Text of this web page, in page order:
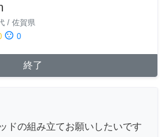
/ 佐賀県
sentiment_dissatisfied 0
終了
ドの組み立てお願いしたいです